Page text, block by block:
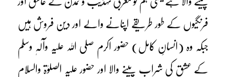
فرنگیوں کے طور طریقے اپنانے والے اور دین فروش ہیں
جبکہ وہ (انسانِ کامل) حضور اکرم صلی اللہ علیہ وآلہٖ وسلم
کے عشق کی شراب پینے والا اور حضور علیہ الصلوٰۃ والسلام